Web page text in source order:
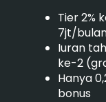
Tier 2%
7jt/
Iuran
ke-2
Hanya
bonus